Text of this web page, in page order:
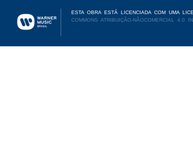
ESTA OBRA ESTÁ LICENCIADA COM UMA
COMMONS ATRIBUIÇÃO-NÃOCOMERCIAL 4.0